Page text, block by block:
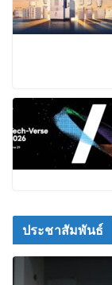
ประชาสัมพันธ์